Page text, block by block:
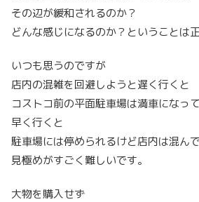
その辺が緩和されるのか？
どんな感じになるのか？ということは
いつも思うのですが
店内の混雑を回避しようと遅く行くと
コストコ前の平面駐車場は満車になっ
早く行くと
駐車場には停められるけど店内は混ん
見極めがすごく難しいです。
大物を購入せず